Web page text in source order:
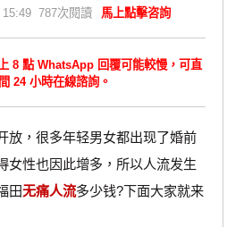
15:49 787次閱讀 馬上點擊咨詢
8 點 WhatsApp 回覆可能較慢，可直
24 小時在線諮詢。
，很多年轻男女都出现了婚前
女性也因此增多，所以人流发生
田无痛人流多少钱?下面大家就来